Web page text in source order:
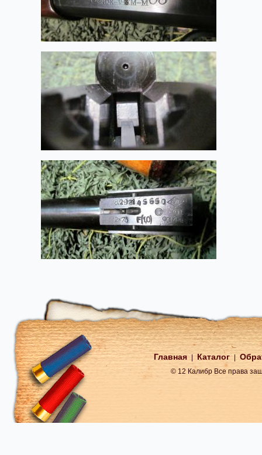
Главная Каталог
© 12 Калибр Все права